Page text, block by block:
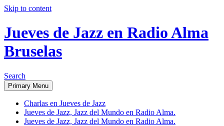
Skip to content
Jueves de Jazz en Radio Alma
Bruselas
Search
Primary Menu
Charlas en Jueves de Jazz
Jueves de Jazz, Jazz del Mundo en Radio Alma.
Jueves de Jazz, Jazz del Mundo en Radio Alma.